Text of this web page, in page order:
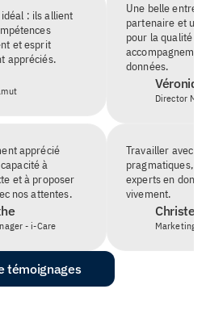
: ils allient
et esprit
appréciés.
Une belle
partenaire et un
pour la qualité
données.
Director
apprécié
à
et à proposer
nos attentes.
- i-Care
Travailler avec
pragmatiques,
experts en
vivement.
Christel
Marketing &
témoignages